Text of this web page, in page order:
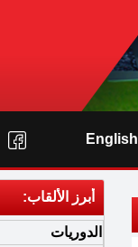
English
أبرز الألقاب:
الدوريات